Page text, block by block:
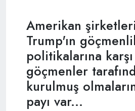
Amerikan
Trump'ın
politikalarına karşı
göçmenler
kurulmuş
payı var...